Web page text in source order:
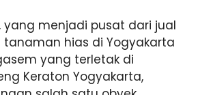
yang menjadi pusat dari jual
hias di Yogyakarta
yang terletak di
Keraton Yogyakarta,